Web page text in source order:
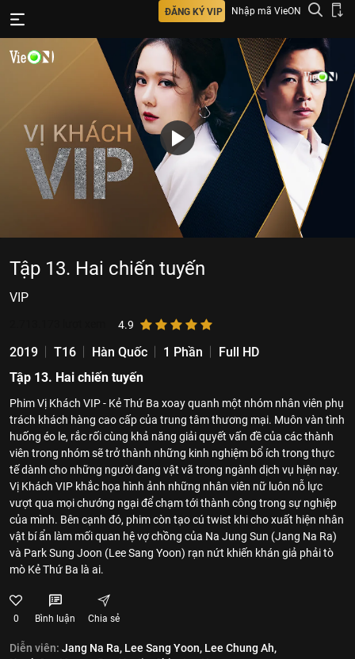
ĐĂNG KÝ VIP Nhập mã VieON
Tập 13. Hai chiến tuyến
VIP
4.9
2019 T16 Hàn Quốc 1 Phần
Full HD
Tập 13. Hai chiến tuyến
Phim Vị Khách VIP - Kẻ Thứ Ba xoay quanh một nhóm nhân viên phụ
trách khách hàng cao cấp của trung tâm thương mại. Muôn vàn tình
huống éo le, rắc rối cùng khả năng giải quyết vấn đề của các thành
viên trong nhóm sẽ trở thành những kinh nghiệm bổ ích trong thực
tế dành cho những người đang vật vã trong ngành dịch vụ hiện nay.
Vị Khách VIP khắc họa hình ảnh những nhân viên nữ luôn nỗ lực
vượt qua mọi chướng ngại để chạm tới thành công trong sự nghiệp
của mình. Bên cạnh đó, phim còn tạo cú twist khi cho xuất hiện nhân
vật bí ẩn làm mối quan hệ vợ chồng của Na Jung Sun (Jang Na Ra)
và Park Sung Joon (Lee Sang Yoon) rạn nứt khiến khán giả phải tò
mò Kẻ Thứ Ba là ai.
0 Bình luận Chia sẻ
Diễn viên: Jang Na Ra, Lee Sang Yoon, Lee Chung Ah,